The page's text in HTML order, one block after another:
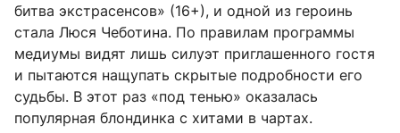
битва экстрасенсов» (16+), и одной из героинь
стала Люся Чеботина. По правилам программы
медиумы видят лишь силуэт приглашенного гостя
и пытаются нащупать скрытые подробности его
судьбы. В этот раз «под тенью» оказалась
популярная блондинка с хитами в чартах.